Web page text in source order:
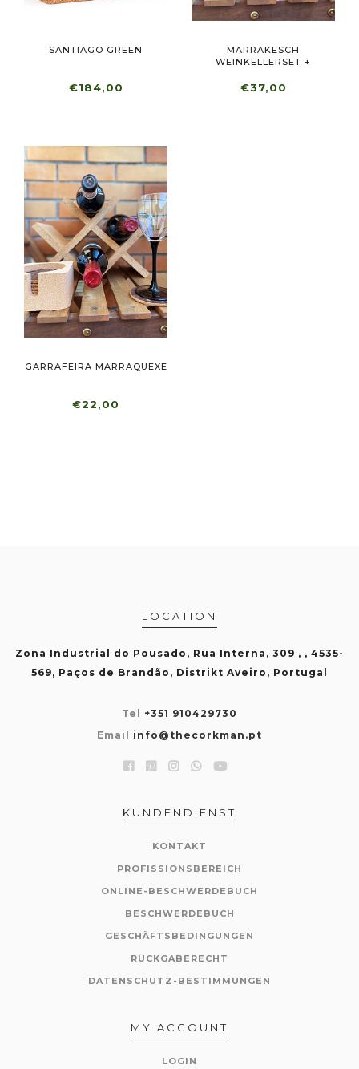
SANTIAGO GREEN
€184,00
MARRAKESCH
WEINKELLERSET +
€37,00
GARRAFEIRA MARRAQUEXE
€22,00
LOCATION
Zona Industrial do Pousado, Rua Interna, 309 , , 4535-
569, Paços de Brandão, Distrikt Aveiro, Portugal
Tel +351 910429730
Email info@thecorkman.pt
KUNDENDIENST
KONTAKT
PROFISSIONSBEREICH
ONLINE-BESCHWERDEBUCH
BESCHWERDEBUCH
GESCHÄFTSBEDINGUNGEN
RÜCKGABERECHT
DATENSCHUTZ-BESTIMMUNGEN
MY ACCOUNT
LOGIN